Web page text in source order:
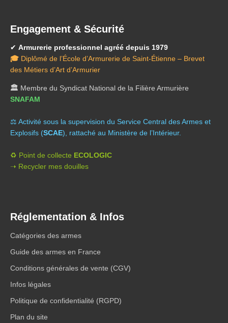
Engagement & Sécurité
✔ Armurerie professionnel agréé depuis 1979
🎓 Diplômé de l’École d’Armurerie de Saint-Étienne – Brevet
des Métiers d’Art d’Armurier
🏛️ Membre du Syndicat National de la Filière Armurière
SNAFAM
⚖️ Activité sous la supervision du Service Central des Armes et
Explosifs (SCAE), rattaché au Ministère de l’Intérieur.
♻️ Point de collecte ECOLOGIC
➝ Recycler mes douilles
Réglementation & Infos
Catégories des armes
Guide des armes en France
Conditions générales de vente (CGV)
Infos légales
Politique de confidentialité (RGPD)
Plan du site